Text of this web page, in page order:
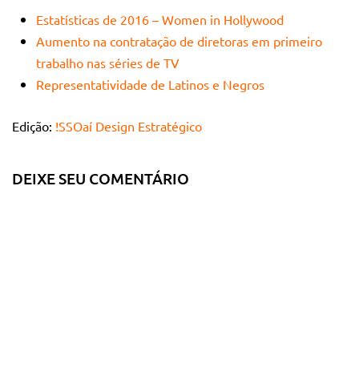
Estatísticas de 2016 – Women in Hollywood
Aumento na contratação de diretoras em primeiro
trabalho nas séries de TV
Representatividade de Latinos e Negros
Edição: !SSOaí Design Estratégico
DEIXE SEU COMENTÁRIO